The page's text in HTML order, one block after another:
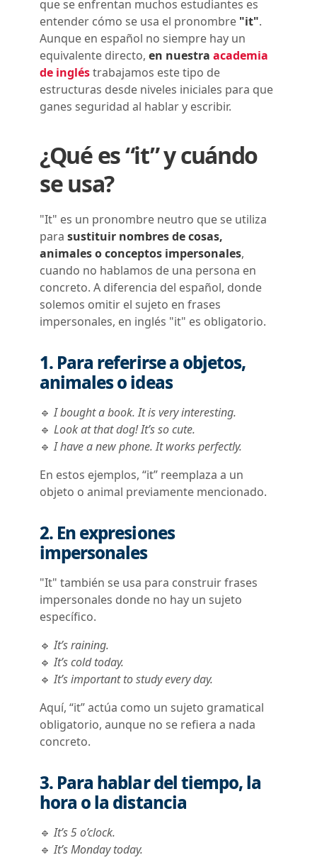
que se enfrentan muchos estudiantes es
entender cómo se usa el pronombre "it".
Aunque en español no siempre hay un
equivalente directo, en nuestra academia
de ingléstrabajamos este tipo de
estructuras desde niveles iniciales para que
ganes seguridad al hablar y escribir.
¿Qué es “it” y cuándo
se usa?
"It" es un pronombre neutro que se utiliza
para sustituir nombres de cosas,
animales o conceptos impersonales,
cuando no hablamos de una persona en
concreto. A diferencia del español, donde
solemos omitir el sujeto en frases
impersonales, en inglés "it" es obligatorio.
1. Para referirse a objetos,
animales o ideas
🔹I bought a book. It is very interesting.
🔹 Look at that dog! It’s so cute.
🔹I have a new phone. It works perfectly.
En estos ejemplos, “it” reemplaza a un
objeto o animal previamente mencionado.
2. En expresiones
impersonales
"It" también se usa para construir frases
impersonales donde no hay un sujeto
específico.
🔹It’s raining.
🔹It’s cold today.
🔹It’s important to study every day.
Aquí, “it” actúa como un sujeto gramatical
obligatorio, aunque no se refiera a nada
concreto.
3. Para hablar del tiempo, la
hora o la distancia
🔹It’s 5 o’clock.
🔹It’s Monday today.